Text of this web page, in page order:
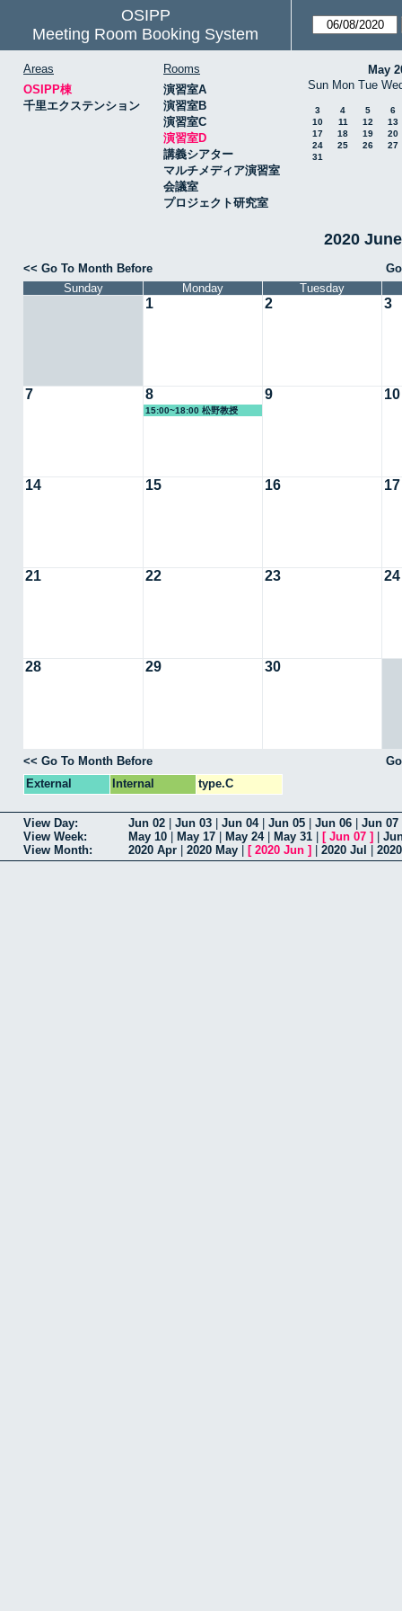
OSIPP
Meeting Room Booking System
Areas
OSIPP棟
千里エクステンション
Rooms
演習室A
演習室B
演習室C
演習室D
講義シアター
マルチメディア演習室
会議室
プロジェクト研究室
May
Sun Mon Tue
3 4 5
6
10
11 12
13
17
18 19
20
24
25 26
27
31
2020
<< Go To Month Before
Sunday
Monday Tuesday
1 2 3
7 8
15:00~18:00 松野教授
9 10
14 15 16 17
21 22 23 24
28 29 30
<< Go To Month Before
External
Internal type.C
View Day: Jun 02 Jun 03 Jun 04| Jun 05 Jun 06 Jun 07
View Week:
May 10 May 17 May 24| May 31 [ Jun 07 ]
View Month:
2020 Apr 2020 May [ 2020 Jun ] 2020 Jul